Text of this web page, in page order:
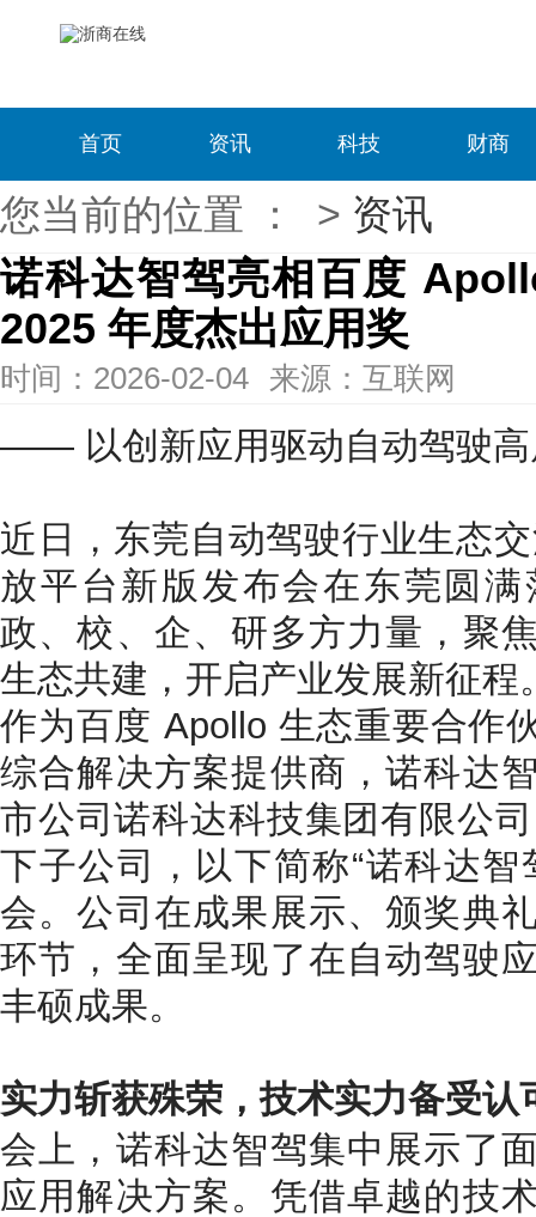
首页 资讯 科技 财商
您当前的位置 ： > 资讯
诺科达智驾亮相百度
2025 年度杰出应用奖
时间：2026-02-04 来源：互联网
—— 以创新应用驱动自动驾驶高
近日，东莞自动驾驶行业生态
放平台新版发布会在东莞圆
政、校、企、研多方力量，聚
生态共建，开启产业发展新征程
作为百度 Apollo 生态重要合作
综合解决方案提供商，诺科达
市公司诺科达科技集团有限公
下子公司，以下简称“诺科达智
会。公司在成果展示、颁奖典
环节，全面呈现了在自动驾驶
丰硕成果。
实力斩获殊荣，技术实力备受认
会上，诺科达智驾集中展示了
应用解决方案。凭借卓越的技